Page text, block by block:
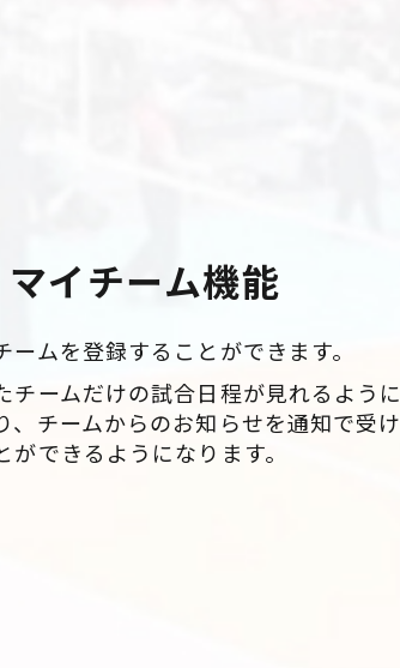
マイチーム機能
ームを登録することができます。
チームだけの試合日程が見れるように
、チームからのお知らせを通知で受け
ができるようになります。